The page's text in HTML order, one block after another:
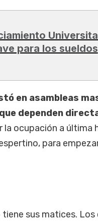
para los sueldos
en asambleas
dependen
ocupación a última
para
sus matices.